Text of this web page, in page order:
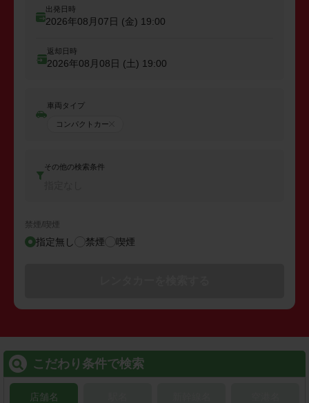
出発日時
2026年08月07日 (金) 19:00
返却日時
2026年08月08日 (土) 19:00
車両タイプ
コンパクトカー
その他の検索条件
禁煙/喫煙
指定無し 禁煙 喫煙
こだわり条件で検索
店舗名